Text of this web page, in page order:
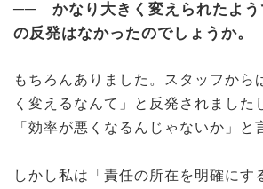
── かなり大きく変えられたよう
の反発はなかったのでしょうか。
もちろんありました。スタッフから
く変えるなんて」と反発されました
「効率が悪くなるんじゃないか」と
しかし私は「責任の所在を明確にす